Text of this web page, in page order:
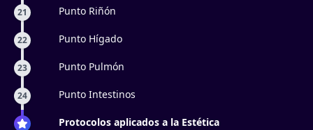
21 Punto Riñón
22 Punto Hígado
23 Punto Pulmón
24 Punto Intestinos
Protocolos aplicados a la Estética